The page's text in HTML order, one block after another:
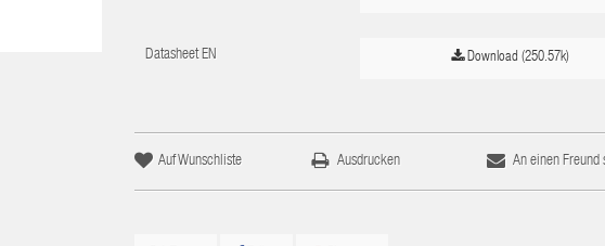
Datasheet EN Download (250.57k)
Auf Wunschliste Ausdrucken An einen Freund